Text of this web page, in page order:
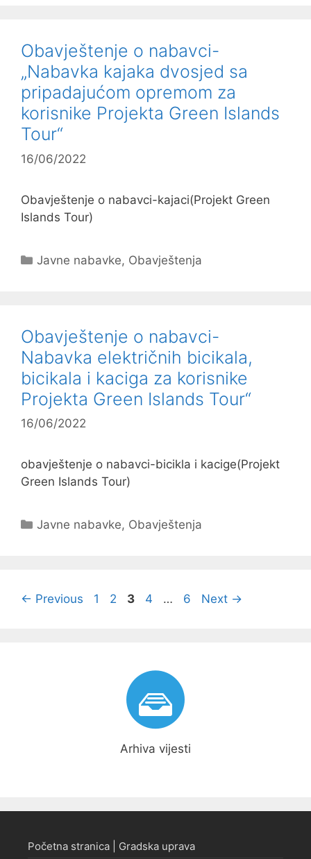
Obavještenje o nabavci-
„Nabavka kajaka dvosjed sa
pripadajućom opremom za
korisnike Projekta Green Islands
Tour“
16/06/2022
Obavještenje o nabavci-kajaci(Projekt Green
Islands Tour)
Kategorije
Javne nabavke, Obavještenja
Obavještenje o nabavci-
Nabavka električnih bicikala,
bicikala i kaciga za korisnike
Projekta Green Islands Tour“
16/06/2022
obavještenje o nabavci-bicikla i kacige(Projekt
Green Islands Tour)
Kategorije
Javne nabavke, Obavještenja
Navigacija
← Previous Page
1 Page
2 Page
3 Page
4 … Page
6 Next →
Arhiva vijesti
Početna stranica | Gradska uprava